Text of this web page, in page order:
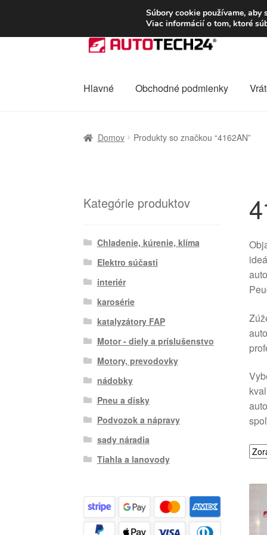
DOPRAVA od 6 EUR
Preskočiť
na
Preskočiť
na
Hlavné
Obchodné podmienky
Domov Produkty so značkou “4162AN”
Kategórie produktov
Chladenie, kúrenie, klíma
Elektro súčasti
interiér
karosérie
katalyzátory FAP
Motor - diely a príslušenstvo
Motory, prevodovky
nádobky
Pneu a disky
Podvozok a nápravy
sady náradia
Tiahla a lanovody
Súbory cookie používame,
Viac informácií o tom, ktoré